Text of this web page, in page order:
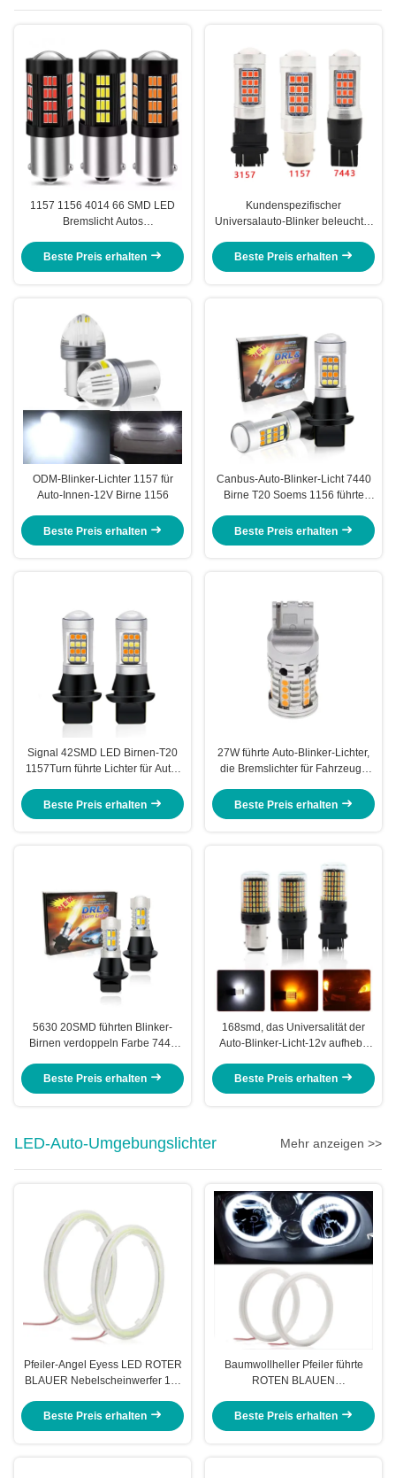
1157 1156 4014 66 SMD LED
Bremslicht Autos
LED-Glühlampen Auto Canbus
Beste Preis erhalten
Kundenspezifischer
Universalauto-Blinker beleuchtet
das dreimal-Blitzen-Birne
Beste Preis erhalten
ODM-Blinker-Lichter 1157 für
Auto-Innen-12V Birne 1156
Beste Preis erhalten
Canbus-Auto-Blinker-Licht 7440
Birne T20 Soems 1156 führte
Beste Preis erhalten
Signal 42SMD LED Birnen-T20
1157Turn führte Lichter für Auto-
Funktion
Beste Preis erhalten
27W führte Auto-Blinker-Lichter,
die Bremslichter für Fahrzeuge
Beste Preis erhalten
5630 20SMD führten Blinker-
Birnen verdoppeln Farbe 7440
Beste Preis erhalten
168smd, das Universalität der
Auto-Blinker-Licht-12v aufhebt,
Beste Preis erhalten
LED-Auto-Umgebungslichter Mehr anzeigen >>
Pfeiler-Angel Eyess LED ROTER
BLAUER Nebelscheinwerfer 12-
100MM
Beste Preis erhalten
Baumwollheller Pfeiler führte
ROTEN BLAUEN
Angel Eyes Car Headlight
Beste Preis erhalten